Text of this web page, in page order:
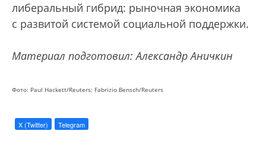
либеральный гибрид: рыночная экономика
с развитой системой социальной поддержки.
Материал подготовил: Александр Аничкин
Фото: Paul Hackett/Reuters; Fabrizio Bensch/Reuters
X (Twitter) Telegram